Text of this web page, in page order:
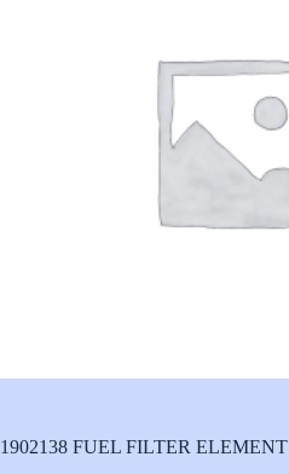
1902138 FUEL FILTER ELEMENT